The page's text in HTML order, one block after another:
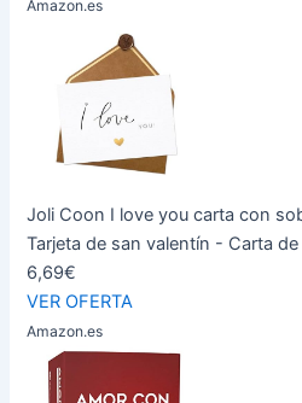
Amazon.es
Joli Coon I love you carta con
Tarjeta de san valentín - Carta
6,69€
VER OFERTA
Amazon.es